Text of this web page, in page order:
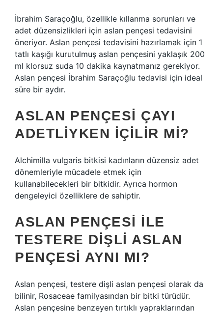
İbrahim Saraçoğlu, özellikle kıllanma sorunları ve
adet düzensizlikleri için aslan pençesi tedavisini
öneriyor. Aslan pençesi tedavisini hazırlamak için 1
tatlı kaşığı kurutulmuş aslan pençesini yaklaşık 200
ml klorsuz suda 10 dakika kaynatmanız gerekiyor.
Aslan pençesi İbrahim Saraçoğlu tedavisi için ideal
süre bir aydır.
ASLAN PENÇESI ÇAYI
ADETLIYKEN IÇILIR MI?
Alchimilla vulgaris bitkisi kadınların düzensiz adet
dönemleriyle mücadele etmek için
kullanabilecekleri bir bitkidir. Ayrıca hormon
dengeleyici özelliklere de sahiptir.
ASLAN PENÇESI ILE
TESTERE DIŞLI ASLAN
PENÇESI AYNI MI?
Aslan pençesi, testere dişli aslan pençesi olarak da
bilinir, Rosaceae familyasından bir bitki türüdür.
Aslan pençesine benzeyen tırtıklı yapraklarından